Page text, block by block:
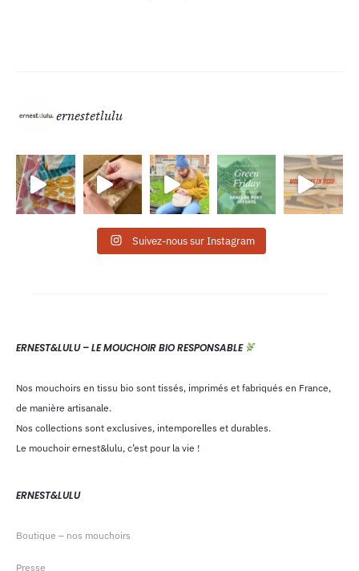
ernestetlulu
Suivez-nous sur Instagram
ERNEST&LULU – LE MOUCHOIR BIO RESPONSABLE
Nos mouchoirs en tissu bio sont tissés, imprimés et fabriqués en France,
de manière artisanale.
Nos collections sont exclusives, intemporelles et durables.
Le mouchoir ernest&lulu, c’est pour la vie !
ERNEST&LULU
Boutique – nos mouchoirs
Presse